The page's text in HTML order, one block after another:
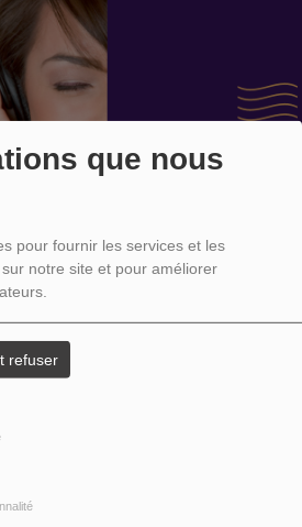
que nous
pour fournir les services et les
notre site et pour améliorer
refuser